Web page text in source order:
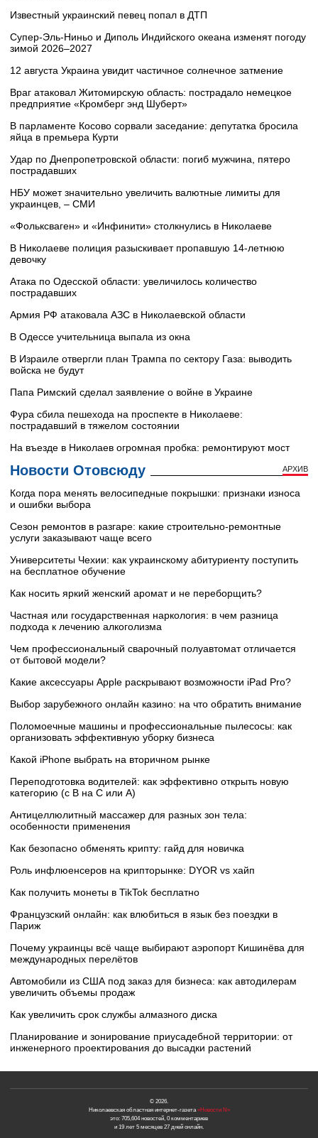
Известный украинский певец попал в ДТП
Супер‑Эль‑Ниньо и Диполь Индийского океана изменят погоду
зимой 2026–2027
12 августа Украина увидит частичное солнечное затмение
Враг атаковал Житомирскую область: пострадало немецкое
предприятие «Кромберг энд Шуберт»
В парламенте Косово сорвали заседание: депутатка бросила
яйца в премьера Курти
Удар по Днепропетровской области: погиб мужчина, пятеро
пострадавших
НБУ может значительно увеличить валютные лимиты для
украинцев, – СМИ
«Фольксваген» и «Инфинити» столкнулись в Николаеве
В Николаеве полиция разыскивает пропавшую 14-летнюю
девочку
Атака по Одесской области: увеличилось количество
пострадавших
Армия РФ атаковала АЗС в Николаевской области
В Одессе учительница выпала из окна
В Израиле отвергли план Трампа по сектору Газа: выводить
войска не будут
Папа Римский сделал заявление о войне в Украине
Фура сбила пешехода на проспекте в Николаеве:
пострадавший в тяжелом состоянии
На въезде в Николаев огромная пробка: ремонтируют мост
Новости Отовсюду АРХИВ
Когда пора менять велосипедные покрышки: признаки износа
и ошибки выбора
Сезон ремонтов в разгаре: какие строительно-ремонтные
услуги заказывают чаще всего
Университеты Чехии: как украинскому абитуриенту поступить
на бесплатное обучение
Как носить яркий женский аромат и не переборщить?
Частная или государственная наркология: в чем разница
подхода к лечению алкоголизма
Чем профессиональный сварочный полуавтомат отличается
от бытовой модели?
Какие аксессуары Apple раскрывают возможности iPad Pro?
Выбор зарубежного онлайн казино: на что обратить внимание
Поломоечные машины и профессиональные пылесосы: как
организовать эффективную уборку бизнеса
Какой iPhone выбрать на вторичном рынке
Переподготовка водителей: как эффективно открыть новую
категорию (с B на C или А)
Антицеллюлитный массажер для разных зон тела:
особенности применения
Как безопасно обменять крипту: гайд для новичка
Роль инфлюенсеров на крипторынке: DYOR vs хайп
Как получить монеты в TikTok бесплатно
Французский онлайн: как влюбиться в язык без поездки в
Париж
Почему украинцы всё чаще выбирают аэропорт Кишинёва для
международных перелётов
Автомобили из США под заказ для бизнеса: как автодилерам
увеличить объемы продаж
Как увеличить срок службы алмазного диска
Планирование и зонирование приусадебной территории: от
инженерного проектирования до высадки растений
© 2026.
Николаевская областная интернет-газета«Новости N»
это: 705,604 новостей, 0 комментариев
и 19 лет 5 месяцев 27 дней онлайн.